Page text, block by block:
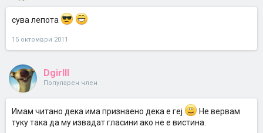
сува лепота
15 октомври 2011
Dgirlll
Популарен член
Имам читано дека има признаено дека е геј
Не вервам
туку така да му извадат гласини ако не е вистина.